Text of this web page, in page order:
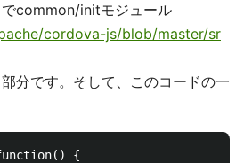
common/initモジュール
cordova-js/blob/master/sr
分です。そして、このコードの一
{